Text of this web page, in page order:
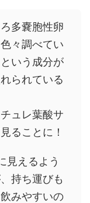
多嚢胞性卵
々調べてい
いう成分が
られている
ュレ葉酸サ
ることに！
見えるよう
持ち運びも
みやすいの